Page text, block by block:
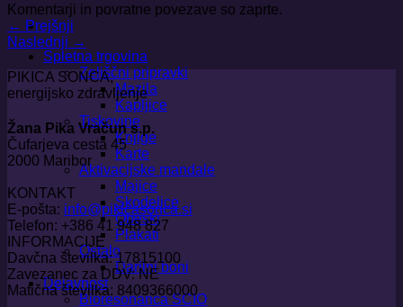
Spletna trgovina
Zeliščni pripravki
Mazila
Kapljice
Tiskovine
Knjige
Karte
Aktivacijske mandale
Majice
Skodelice
Obeski
Plakati
Ostalo
Darilni boni
Dejavnost
Bioresonanca SCIO
Komentarji in povratne povezave so zaprte.
← Prejšnji
Naslednji →
PIKICA SONCA,
energijsko zdravljenje
Žana Pika Vračun s.p.
Čufarjeva cesta 45
2000 Maribor
KONTAKT
E-pošta: info@pikicasonca.si
Telefon: +386 41 948 827
INFORMACIJE
Davčna številka: 17815100
Zavezanec za DDV: NE
Matična številka: 8409366000